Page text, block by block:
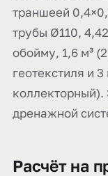
траншеей
трубы Ø110,
обойму, 1,6 м³
геотекстиля и
коллекторный).
дренажной
Расчёт на